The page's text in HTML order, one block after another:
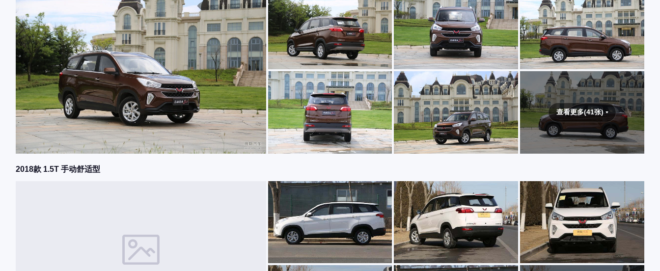
查看更多(41张)
2018款 1.5T 手动舒适型